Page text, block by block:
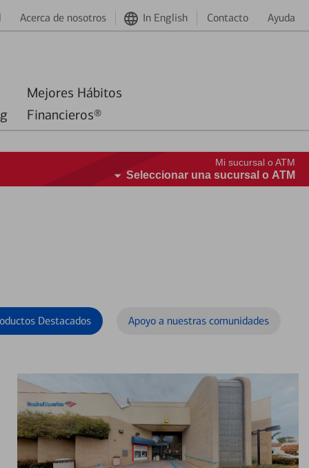
Acerca de nosotros In English Contacto Ayuda
Mejores Hábitos
Financieros®
Mi sucursal o ATM
Seleccionar una sucursal o ATM
Destacados Apoyo a nuestras comunidades